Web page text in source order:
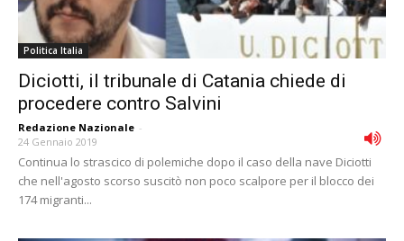
Politica Italia
Diciotti, il tribunale di Catania chiede di
procedere contro Salvini
Redazione Nazionale -
24 Gennaio 2019
Continua lo strascico di polemiche dopo il caso della nave Diciotti
che nell'agosto scorso suscitò non poco scalpore per il blocco dei
174 migranti...